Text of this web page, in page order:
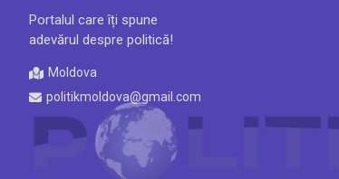
Portalul care îți spune
adevărul despre politică!
Moldova
politikmoldova@gmail.com